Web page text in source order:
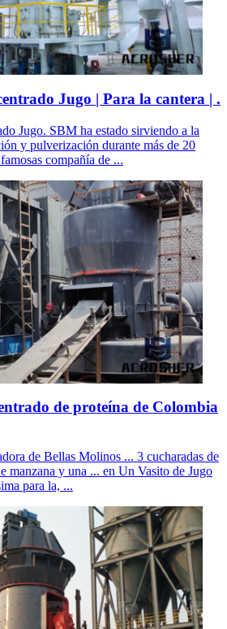
Jugo | Para la cantera | .
Jugo. SBM ha estado sirviendo a la
y pulverización durante más de 20
compañía de ...
de proteína de Colombia
de Bellas Molinos ... 3 cucharadas de
manzana y una ... en Un Vasito de Jugo
para la, ...